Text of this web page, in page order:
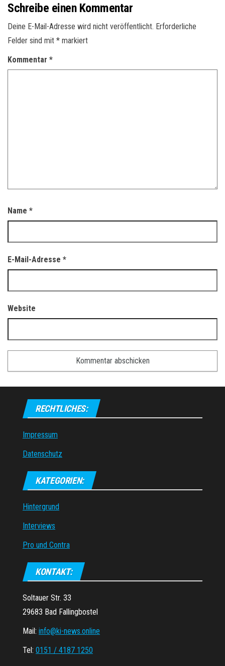
Schreibe einen Kommentar
Deine E-Mail-Adresse wird nicht veröffentlicht. Erforderliche
Felder sind mit * markiert
Kommentar *
Name *
E-Mail-Adresse *
Website
RECHTLICHES:
Impressum
Datenschutz
KATEGORIEN:
Hintergrund
Interviews
Pro und Contra
KONTAKT:
Soltauer Str. 33
29683 Bad Fallingbostel
Mail: info@ki-news.online
Tel: 0151 / 4187 1250